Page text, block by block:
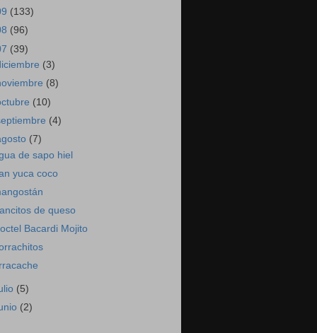
(133)
(96)
(39)
(3)
(8)
(10)
(4)
(7)
de sapo hiel
yuca coco
de queso
Bacardi Mojito
(5)
(2)